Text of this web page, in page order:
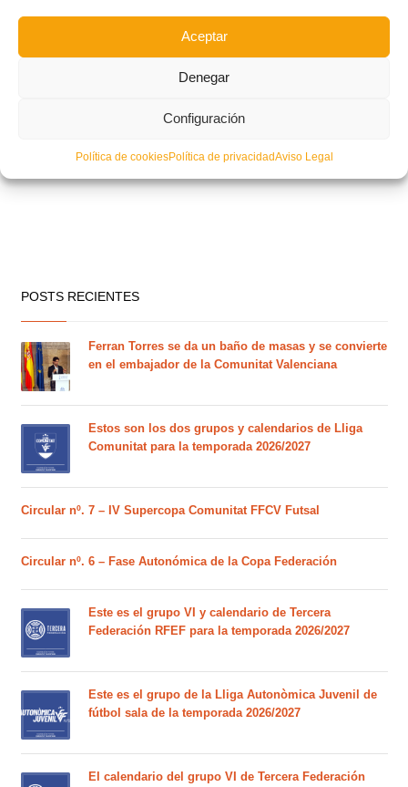
Aceptar
Denegar
Configuración
Política de cookiesPolítica de privacidadAviso Legal
POSTS RECIENTES
Ferran Torres se da un baño de masas y se convierte
en el embajador de la Comunitat Valenciana
Estos son los dos grupos y calendarios de Lliga
Comunitat para la temporada 2026/2027
Circular nº. 7 – IV Supercopa Comunitat FFCV Futsal
Circular nº. 6 – Fase Autonómica de la Copa Federación
Este es el grupo VI y calendario de Tercera
Federación RFEF para la temporada 2026/2027
Este es el grupo de la Lliga Autonòmica Juvenil de
fútbol sala de la temporada 2026/2027
El calendario del grupo VI de Tercera Federación